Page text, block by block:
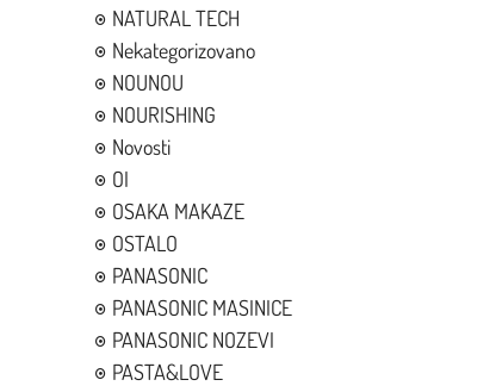
NATURAL TECH
Nekategorizovano
NOUNOU
NOURISHING
Novosti
OI
OSAKA MAKAZE
OSTALO
PANASONIC
PANASONIC MASINICE
PANASONIC NOZEVI
PASTA&LOVE